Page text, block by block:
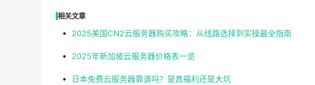
相关文章
2025美国CN2云服务器购买攻略：从线路选择到实操最全指南
2025年新加坡云服务器价格表一览
日本免费云服务器靠谱吗？是真福利还是大坑